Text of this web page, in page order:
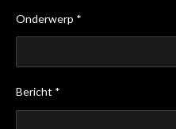
Onderwerp *
Bericht *